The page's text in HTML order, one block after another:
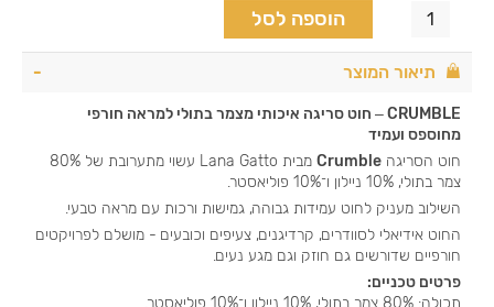
הוספה לסל
תיאור המוצר
CRUMBLE – חוט סריגה איכותי מצמר בתולי למראה חורפי
מחוספס ועמיד
חוט הסריגה Crumble
מבית Lana Gatto עשוי מתערובת של 80%
צמר בתולי, 10% ניילון ו־10% פוליאסטר.
השילוב מעניק לחוט עמידות גבוהה, גמישות ורכות עם מראה טבעי.
החוט אידיאלי לסוודרים, קרדיגנים, צעיפים וכובעים - מושלם לפרויקטים
חורפיים שדורשים גם חוזק וגם מגע נעים.
פרטים טכניים:
תכולה: 80% צמר בתולי, 10% ניילון ו־10% פוליאסטר.